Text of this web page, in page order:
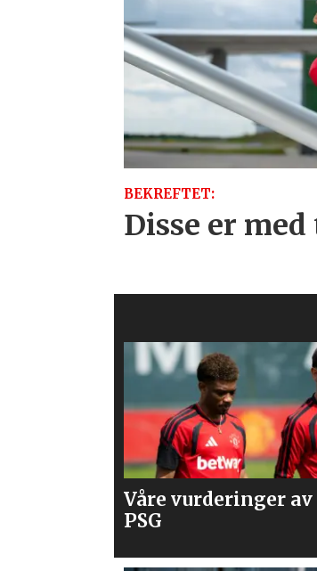
BEKREFTET:
Disse er
Mener United bør
Spence